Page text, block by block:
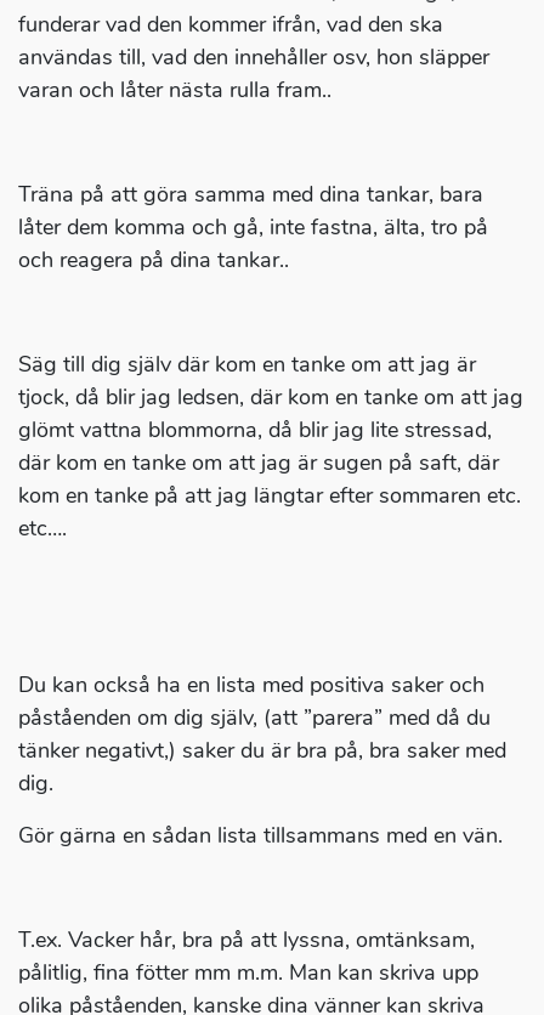
funderar vad den kommer ifrån, vad den ska
användas till, vad den innehåller osv, hon släpper
varan och låter nästa rulla fram..
Träna på att göra samma med dina tankar, bara
låter dem komma och gå, inte fastna, älta, tro på
och reagera på dina tankar..
Säg till dig själv där kom en tanke om att jag är
tjock, då blir jag ledsen, där kom en tanke om att jag
glömt vattna blommorna, då blir jag lite stressad,
där kom en tanke om att jag är sugen på saft, där
kom en tanke på att jag längtar efter sommaren etc.
etc….
Du kan också ha en lista med positiva saker och
påståenden om dig själv, (att ”parera” med då du
tänker negativt,) saker du är bra på, bra saker med
dig.
Gör gärna en sådan lista tillsammans med en vän.
T.ex. Vacker hår, bra på att lyssna, omtänksam,
pålitlig, fina fötter mm m.m. Man kan skriva upp
olika påståenden, kanske dina vänner kan skriva